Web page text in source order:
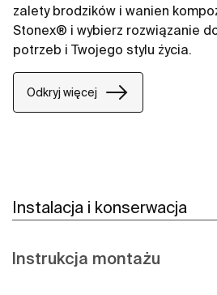
zalety brodzików i wanien
Stonex® i wybierz rozwiązanie
potrzeb i Twojego stylu życia.​
Odkryj więcej
Instalacja i konserwacja
Instrukcja montażu